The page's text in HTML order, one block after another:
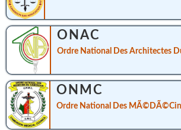
ONAC
Ordre National Des Architectes
ONMC
Ordre National Des